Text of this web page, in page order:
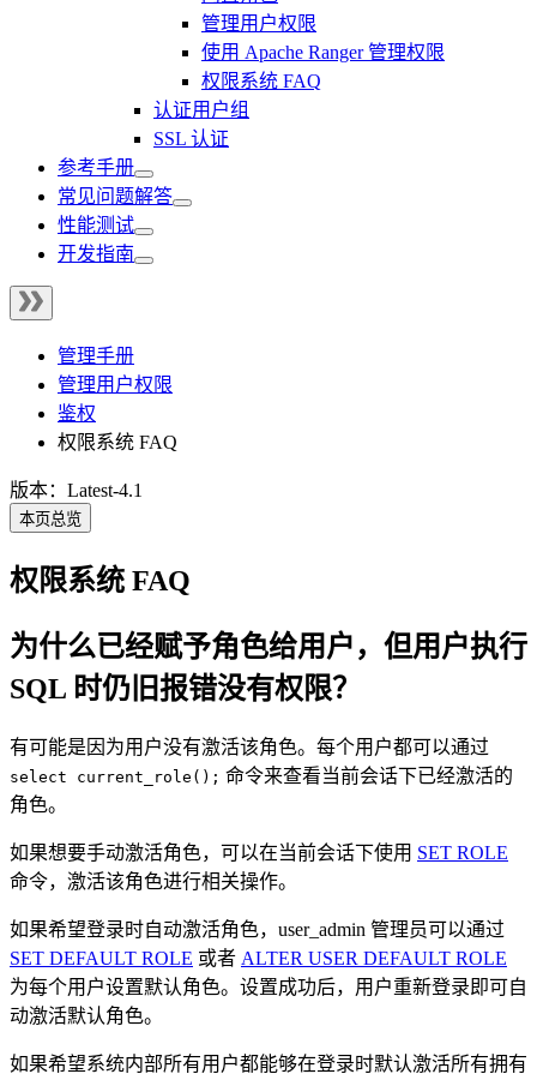
管理用户权限
使用 Apache Ranger 管理权限
权限系统 FAQ
认证用户组
SSL 认证
参考手册
常见问题解答
性能测试
开发指南
管理手册
管理用户权限
鉴权
权限系统 FAQ
版本：Latest-4.1
本页总览
权限系统 FAQ
为什么已经赋予角色给用户，但用户执行
SQL 时仍旧报错没有权限？
有可能是因为用户没有激活该角色。每个用户都可以通过
select current_role(); 命令来查看当前会话下已经激活的
角色。
如果想要手动激活角色，可以在当前会话下使用 SET ROLE
命令，激活该角色进行相关操作。
如果希望登录时自动激活角色，user_admin 管理员可以通过
SET DEFAULT ROLE 或者 ALTER USER DEFAULT ROLE
为每个用户设置默认角色。设置成功后，用户重新登录即可自
动激活默认角色。
如果希望系统内部所有用户都能够在登录时默认激活所有拥有